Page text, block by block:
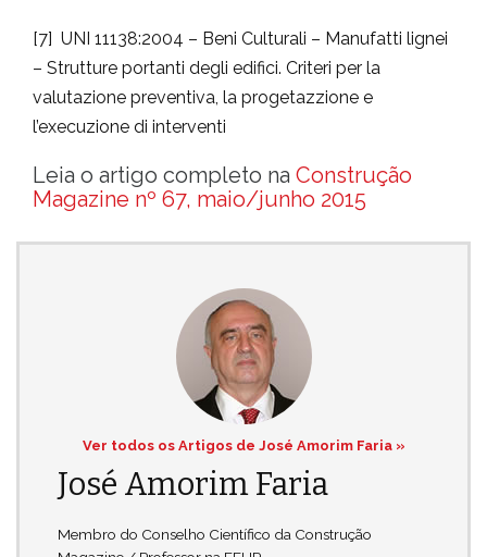
[7] UNI 11138:2004 – Beni Culturali – Manufatti lignei
– Strutture portanti degli edifici. Criteri per la
valutazione preventiva, la progetazzione e
l’execuzione di interventi
Leia o artigo completo na Construção
Magazine nº 67, maio/junho 2015
Ver todos os Artigos de José Amorim Faria »
José Amorim Faria
Membro do Conselho Científico da Construção